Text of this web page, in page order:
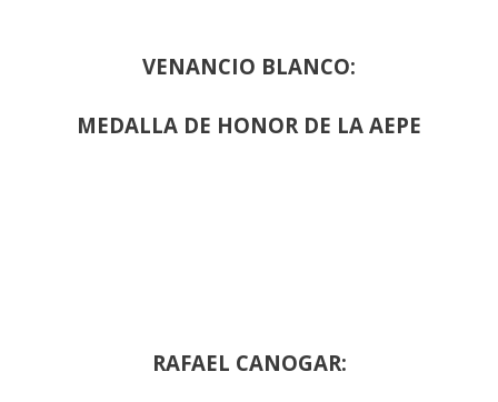
VENANCIO BLANCO:
MEDALLA DE HONOR DE LA AEPE
RAFAEL CANOGAR: